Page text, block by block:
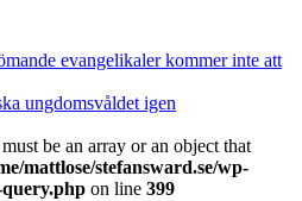
evangelikaler kommer inte att
ungdomsvåldet igen
be an array or an object that
mattlose/stefansward.se/wp-
query.php on line 399